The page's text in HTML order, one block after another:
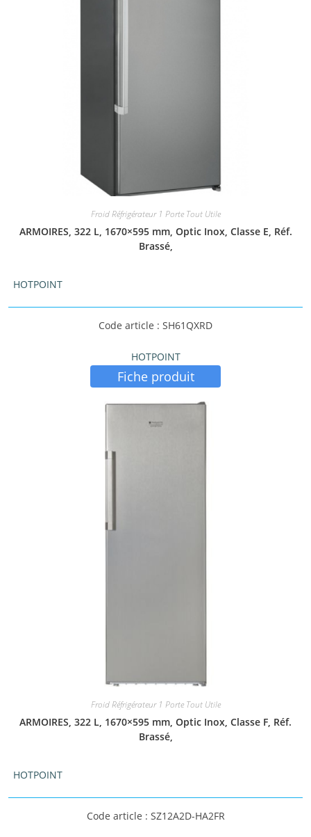
Froid Réfrigérateur 1 Porte Tout Utile
ARMOIRES, 322 L, 1670×595 mm, Optic Inox, Classe E, Réf.
Brassé,
HOTPOINT
Code article : SH61QXRD
HOTPOINT
Fiche produit
Froid Réfrigérateur 1 Porte Tout Utile
ARMOIRES, 322 L, 1670×595 mm, Optic Inox, Classe F, Réf.
Brassé,
HOTPOINT
Code article : SZ12A2D-HA2FR